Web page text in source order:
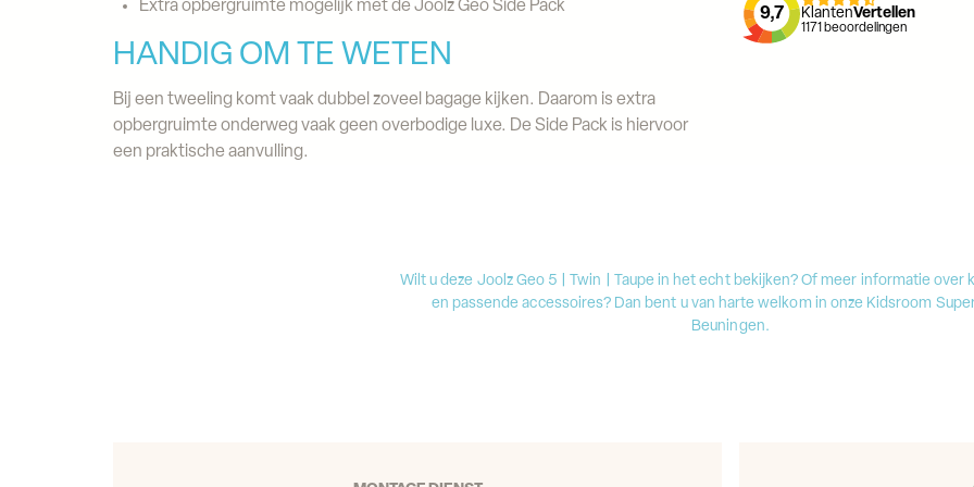
Extra opbergruimte mogelijk met de Joolz Geo Side Pack
HANDIG OM TE WETEN
Bij een tweeling komt vaak dubbel zoveel bagage kijken. Daarom is extra
opbergruimte onderweg vaak geen overbodige luxe. De Side Pack is hiervoor
een praktische aanvulling.
9,7 KlantenVertellen
1171 beoordelingen
Wilt u deze Joolz Geo 5 | Twin | Taupe in het echt bekijken? Of meer informatie over
en passende accessoires? Dan bent u van harte welkom in onze Kidsroom
Beuningen.